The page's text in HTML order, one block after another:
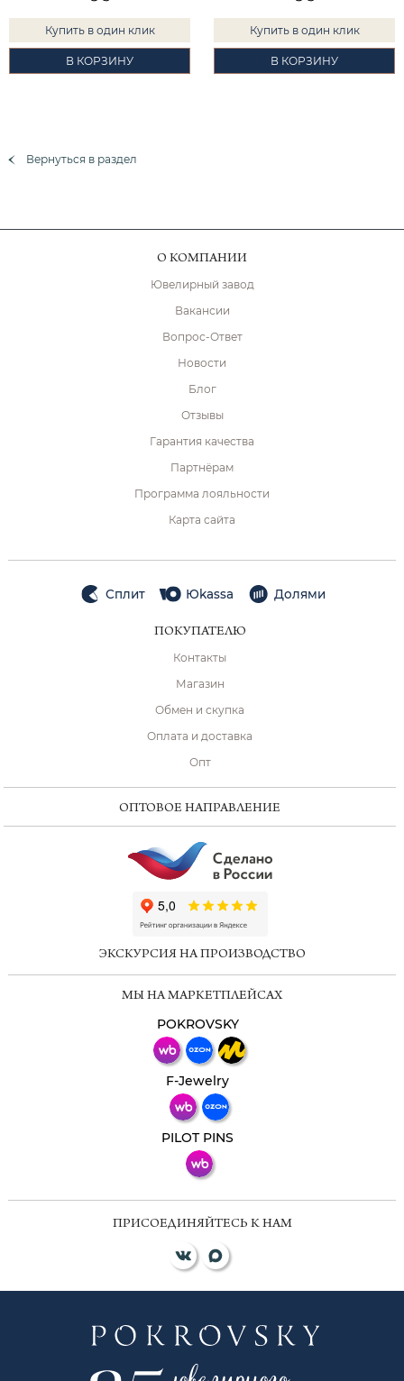
Купить в один клик
В КОРЗИНУ
Купить в один клик
В КОРЗИНУ
Вернуться в раздел
О КОМПАНИИ
Ювелирный завод
Вакансии
Вопрос-Ответ
Новости
Блог
Отзывы
Гарантия качества
Партнёрам
Программа лояльности
Карта сайта
Сплит Юkassa Долями
ПОКУПАТЕЛЮ
Контакты
Магазин
Обмен и скупка
Оплата и доставка
Опт
ОПТОВОЕ НАПРАВЛЕНИЕ
ЭКСКУРСИЯ НА ПРОИЗВОДСТВО
МЫ НА МАРКЕТПЛЕЙСАХ
POKROVSKY
F-Jewelry
PILOT PINS
ПРИСОЕДИНЯЙТЕСЬ К НАМ